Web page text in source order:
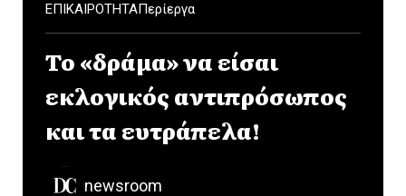
ΕΠΙΚΑΙΡΟΤΗΤΑΠερίεργα
Το «δράμα» να είσαι
εκλογικός αντιπρόσωπος
και τα ευτράπελα!
newsroom